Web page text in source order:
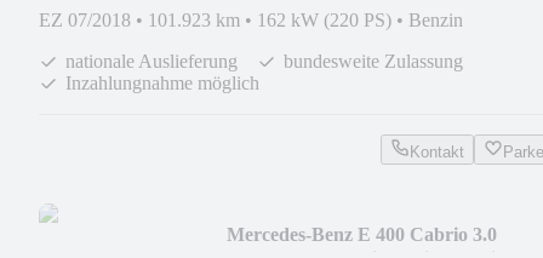
EZ 07/2018 • 101.923 km • 162 kW (220 PS) • Benzin
nationale Auslieferung
bundesweite Zulassung
Inzahlungnahme möglich
Kontakt
Mercedes-Benz E 400 Cabrio 3.0